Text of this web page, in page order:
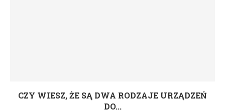
CZY WIESZ, ŻE SĄ DWA RODZAJE URZĄDZEŃ
DO...